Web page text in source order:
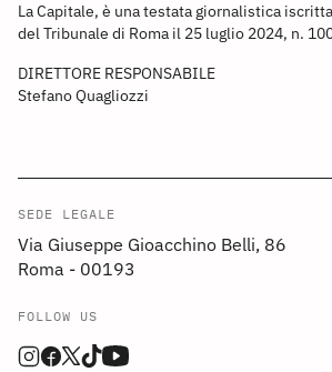
La Capitale, è una testata giornalistica
del Tribunale di Roma il 25 luglio 2024, n.
DIRETTORE RESPONSABILE
Stefano Quagliozzi
SEDE LEGALE
Via Giuseppe Gioacchino Belli, 86
Roma - 00193
FOLLOW US